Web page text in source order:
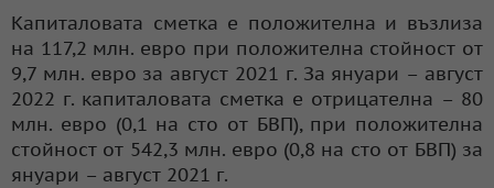
Капиталовата сметка е положителна и възлиза
на 117,2 млн. евро при положителна стойност от
9,7 млн. евро за август 2021 г. За януари – август
2022 г. капиталовата сметка е отрицателна – 80
млн. евро (0,1 на сто от БВП), при положителна
стойност от 542,3 млн. евро (0,8 на сто от БВП) за
януари – август 2021 г.